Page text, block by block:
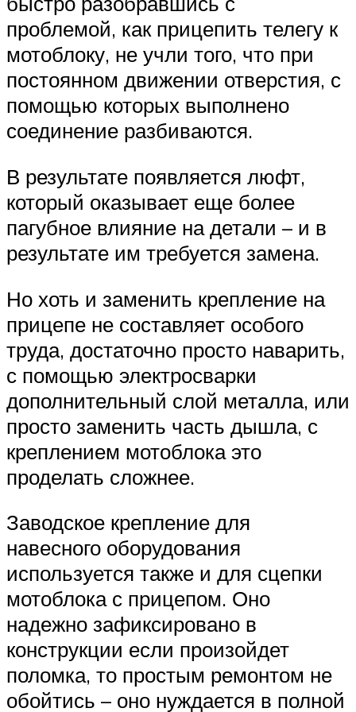
проблемой, как прицепить телегу к
мотоблоку, не учли того, что при
постоянном движении отверстия, с
помощью которых выполнено
соединение разбиваются.
В результате появляется люфт,
который оказывает еще более
пагубное влияние на детали – и в
результате им требуется замена.
Но хоть и заменить крепление на
прицепе не составляет особого
труда, достаточно просто наварить,
с помощью электросварки
дополнительный слой металла, или
просто заменить часть дышла, с
креплением мотоблока это
проделать сложнее.
Заводское крепление для
навесного оборудования
используется также и для сцепки
мотоблока с прицепом. Оно
надежно зафиксировано в
конструкции если произойдет
поломка, то простым ремонтом не
обойтись – оно нуждается в полной